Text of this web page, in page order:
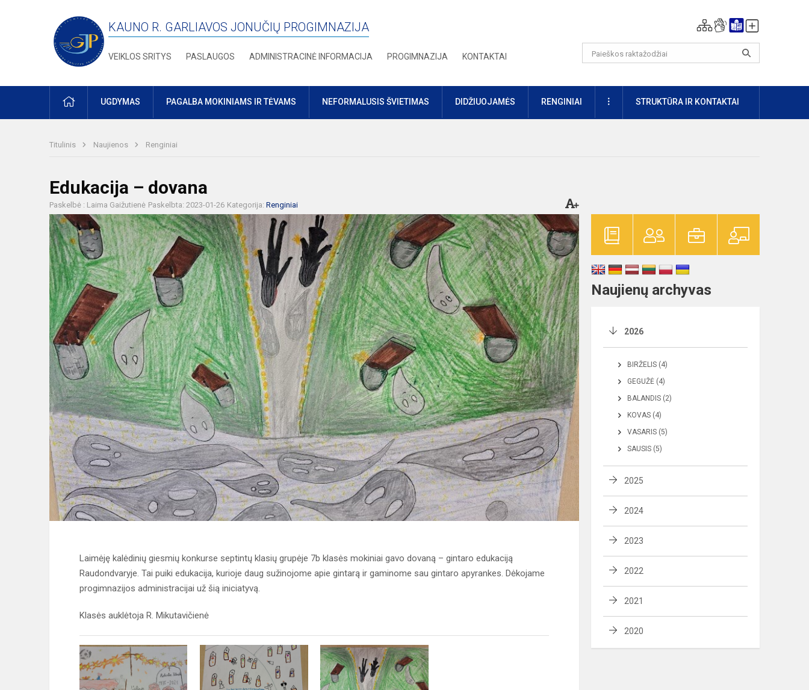
KAUNO R. GARLIAVOS JONUČIŲ PROGIMNAZIJA
VEIKLOS SRITYS PASLAUGOS ADMINISTRACINĖ INFORMACIJA PROGIMNAZIJA KONTAKTAI
PRADŽIAUGDYMAS PAGALBA MOKINIAMS IR TĖVAMS NEFORMALUSIS ŠVIETIMAS DIDŽIUOJAMĖS RENGINIAI DAUGIAUSTRUKTŪRA IR KONTAKTAI
Titulinis Naujienos Renginiai
Edukacija – dovana
Paskelbė : Laima Gaižutienė Paskelbta: 2023-01-26 Kategorija: Renginiai
Laimėję kalėdinių giesmių konkurse septintų klasių grupėje 7b klasės mokiniai gavo dovaną – gintaro edukaciją
Raudondvaryje. Tai puiki edukacija, kurioje daug sužinojome apie gintarą ir gaminome sau gintaro apyrankes. Dėkojame
progimnazijos administracijai už šią iniciatyvą.
Klasės auklėtoja R. Mikutavičienė
Naujienų archyvas
2026
BIRŽELIS (4)
GEGUŽĖ (4)
BALANDIS (2)
KOVAS (4)
VASARIS (5)
SAUSIS (5)
2025
2024
2023
2022
2021
2020